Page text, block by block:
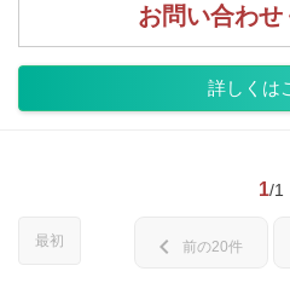
お問い合わせ
詳しくは
1/1
最初 chevron_left 前の20件